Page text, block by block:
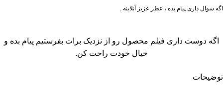
اگه سوال داری پیام بده ، عطر عزیز آنلاینه .
اگه دوست داری فیلم محصول رو از نزدیک برات بفرستیم پیام بده و
خیال خودت راحت کن.
توضیحات